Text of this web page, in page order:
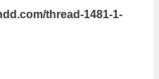
thread-1481-1-